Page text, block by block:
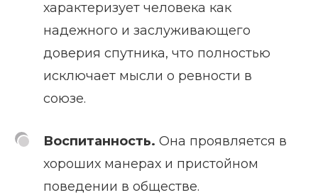
характеризует человека как
надежного и заслуживающего
доверия спутника, что полностью
исключает мысли о ревности в
союзе.
Воспитанность. Она проявляется в
хороших манерах и пристойном
поведении в обществе.